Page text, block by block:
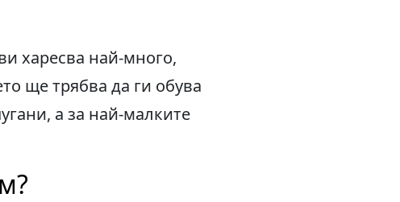
харесва най-много,
ще трябва да ги обува
а за най-малките